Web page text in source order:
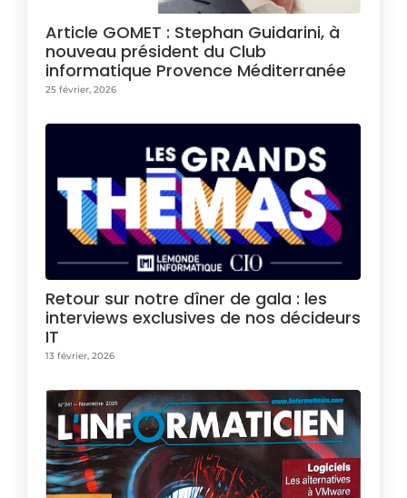
Article GOMET : Stephan Guidarini, à
nouveau président du Club
informatique Provence Méditerranée
25 février, 2026
Retour sur notre dîner de gala : les
interviews exclusives de nos décideurs
IT
13 février, 2026